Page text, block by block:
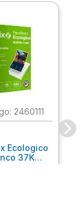
: 2460111
Ecologico
37K